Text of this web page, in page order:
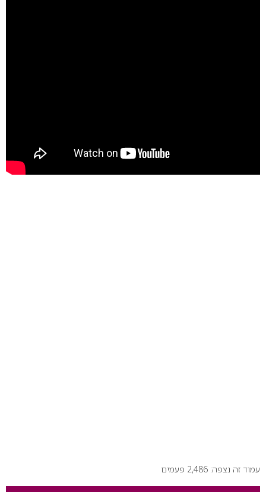
עמוד זה נצפה: 2,486 פעמים